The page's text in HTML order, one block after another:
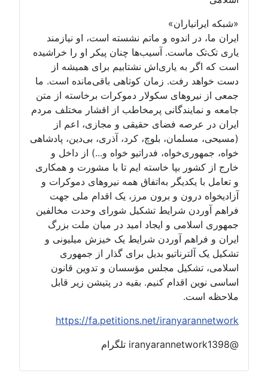
«شبکه ایرانیاران»
ایران ما، در اندوه و ماتم نشسته است، او نیازمند
یاری تک‌تک ماست. آسیب‌ها چنان پیکر او را خراشیده
است که اگر به یاری‌اش نشتابیم برای همیشه از
دست خواهد رفت. زمان کوتاهی باقی‌مانده است. ما
جمعی از نیروهای سکولار دموکرات برخاسته از متن
جامعه و نمایندگانی پرمخاطب از اقشار مختلف مردم
ایران در عرصه فضای حقیقی و مجازی، اعم از
(مسیحی، مسلمان، بلوچ، کرد، آذری، بی‌دین، پادشاهی
خواه، جمهوری‌خواه، فدراتیو خواه و...) از داخل و
خارج از کشور بپا خاسته ایم تا با مشورت و همکاری
و تعامل با یکدیگر به‌اتفاق همه نیروهای دموکرات و
آزادیخواه درون و برون مرز، یک اقدام ملی جهت
فراهم آوردن شرایط تشکیل شورای وحدت مخالفین
جمهوری اسلامی و ایجاد امید در میان ملت بزرگ
ایران و فراهم آوردن شرایط یک خیزش میلیونی و
تشکیل یک آلترناتیو بدیل برای گذار از جمهوری
اسلامی، تشکیل مجلس مؤسسان و تدوین قانون
اساسی نوین اقدام کنیم. بقیه در پتیشن زیر قابل
ملاحظه است.
https://fa.petitions.net/iranyarannetwork
@iranyarannetwork1398 تلگرام